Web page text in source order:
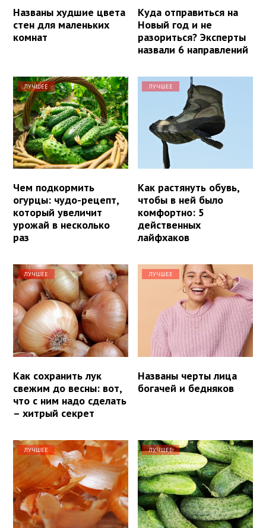
Названы худшие цвета
стен для маленьких
комнат
Куда отправиться на
Новый год и не
разориться? Эксперты
назвали 6 направлений
ЛУЧШЕЕ
Чем подкормить
огурцы: чудо-рецепт,
который увеличит
урожай в несколько
раз
ЛУЧШЕЕ
Как растянуть обувь,
чтобы в ней было
комфортно: 5
действенных
лайфхаков
ЛУЧШЕЕ
Как сохранить лук
свежим до весны: вот,
что с ним надо сделать
– хитрый секрет
ЛУЧШЕЕ
Названы черты лица
богачей и бедняков
ЛУЧШЕЕ ЛУЧШЕЕ